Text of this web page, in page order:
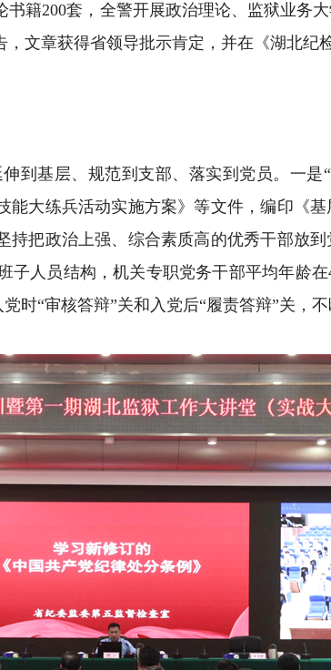
籍200套，全警开展政治理论、监狱业务
文章获得省领导批示肯定，并在《湖北纪
基层、规范到支部、落实到党员。一是
能大练兵活动实施方案》等文件，编印《
把政治上强、综合素质高的优秀干部放
人员结构，机关专职党务干部平均年龄
时“审核答辩”关和入党后“履责答辩”关，不